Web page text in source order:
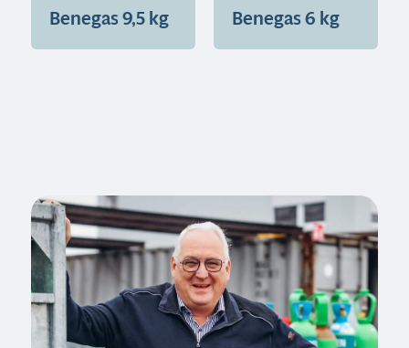
Benegas 9,5 kg Benegas 6 kg